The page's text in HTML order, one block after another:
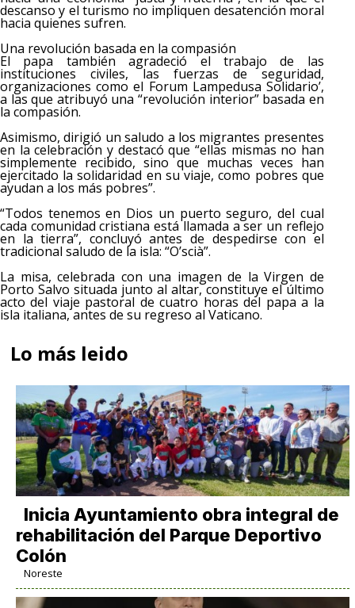
descanso y el turismo no impliquen desatención moral
hacia quienes sufren.
Una revolución basada en la compasión
El papa también agradeció el trabajo de las
instituciones civiles, las fuerzas de seguridad,
organizaciones como el Forum Lampedusa Solidario’,
a las que atribuyó una “revolución interior” basada en
la compasión.
Asimismo, dirigió un saludo a los migrantes presentes
en la celebración y destacó que “ellas mismas no han
simplemente recibido, sino que muchas veces han
ejercitado la solidaridad en su viaje, como pobres que
ayudan a los más pobres”.
“Todos tenemos en Dios un puerto seguro, del cual
cada comunidad cristiana está llamada a ser un reflejo
en la tierra”, concluyó antes de despedirse con el
tradicional saludo de la isla: “O’scià”.
La misa, celebrada con una imagen de la Virgen de
Porto Salvo situada junto al altar, constituye el último
acto del viaje pastoral de cuatro horas del papa a la
isla italiana, antes de su regreso al Vaticano.
Lo más leido
Inicia Ayuntamiento obra integral de
rehabilitación del Parque Deportivo
Colón
Noreste